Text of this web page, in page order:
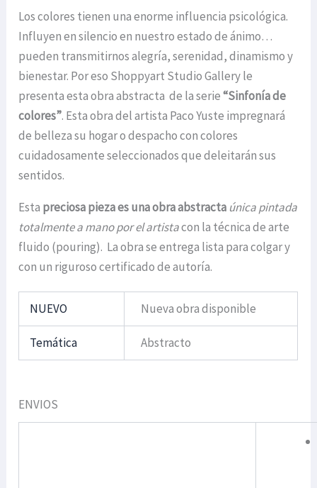
Los colores tienen una enorme influencia psicológica.
Influyen en silencio en nuestro estado de ánimo…
pueden transmitirnos alegría, serenidad, dinamismo y
bienestar. Por eso Shoppyart Studio Gallery le
presenta esta obra abstracta de la serie“Sinfonía de
colores”. Esta obra del artista Paco Yuste impregnará
de belleza su hogar o despacho con colores
cuidadosamente seleccionados que deleitarán sus
sentidos.
Esta preciosa pieza es una obra abstracta únicapintada
totalmente a mano por el artistacon la técnica de arte
fluido (pouring). La obra se entrega lista para colgar y
con un riguroso certificado de autoría.
NUEVO Nueva obra disponible
Temática Abstracto
ENVIOS